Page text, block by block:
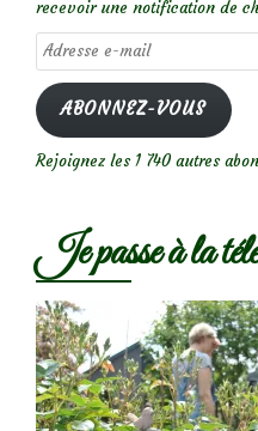
recevoir une notification de
Adresse
e-
mail
ABONNEZ-VOUS
Rejoignez les 1 740 autres
Je passe à la